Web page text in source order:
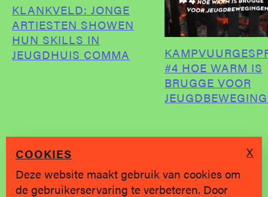
KLANKVELD: JONGE
ARTIESTEN SHOWEN
HUN SKILLS IN
JEUGDHUIS COMMA
#4 HOE WARM IS
BRUGGE VOOR
COOKIES
Deze website maakt gebruik van cookies om
de gebruikerservaring te verbeteren. Door
X